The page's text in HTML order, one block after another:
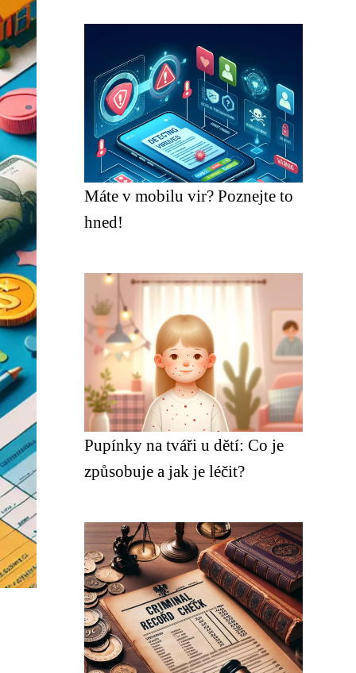
Máte v mobilu vir? Poznejte to
hned!
Pupínky na tváři u dětí: Co je
způsobuje a jak je léčit?